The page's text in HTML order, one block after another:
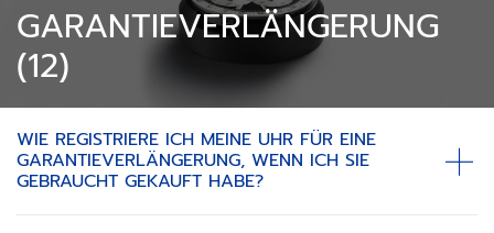
GARANTIEVERLÄNGERUNG
(12)
WIE REGISTRIERE ICH MEINE UHR FÜR EINE
GARANTIEVERLÄNGERUNG, WENN ICH SIE
GEBRAUCHT GEKAUFT HABE?